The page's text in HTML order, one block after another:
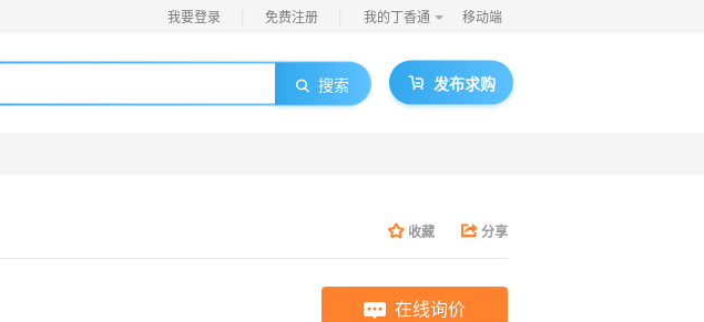
我要登录 免费注册 我的丁香通 移动端
搜索 发布求购
收藏 分享
在线询价